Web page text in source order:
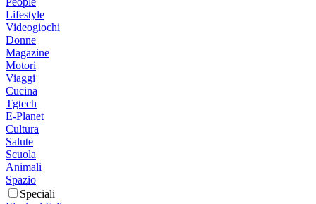
Lifestyle
Videogiochi
Donne
Magazine
Motori
Viaggi
Cucina
Tgtech
E-Planet
Cultura
Salute
Scuola
Animali
Spazio
Speciali